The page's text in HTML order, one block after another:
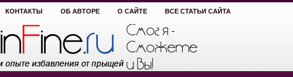
КОНТАКТЫ ОБ АВТОРЕ О САЙТЕ ВСЕ СТАТЬИ САЙТА